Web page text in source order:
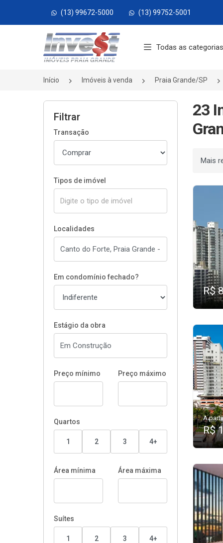
(13) 99672-5000 (13) 99752-5001
Página inicial
Todas as categorias
Início Imóveis à venda Praia Grande/SP
Filtrar
Transação
Tipos de imóvel
Localidades
Em condomínio fechado?
Estágio da obra
Preço mínimo Preço máximo
Quartos
1 2 3 4+
Área mínima Área máxima
Suítes
1 2 3 4+
23
R$
A
R$